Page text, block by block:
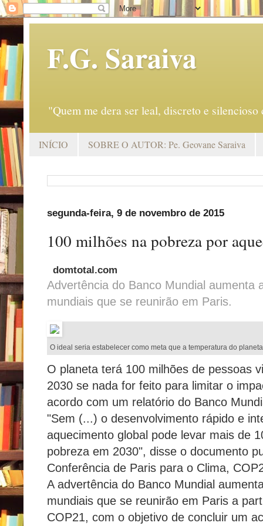
F.G. Saraiva
"Quem me dera ser leal, discreto e
INÍCIO SOBRE O AUTOR: Pe. Geovane Saraiva
segunda-feira, 9 de novembro de 2015
100 milhões na pobreza por
domtotal.com
Advertência do Banco Mundial aumenta
mundiais que se reunirão em Paris.
O ideal seria estabelecer como meta que a temperatura do
O planeta terá 100 milhões de pessoas
2030 se nada for feito para limitar o
acordo com um relatório do Banco
"Sem (...) o desenvolvimento rápido e
aquecimento global pode levar mais de
pobreza em 2030", disse o documento
Conferência de Paris para o Clima,
A advertência do Banco Mundial
mundiais que se reunirão em Paris a
COP21, com o objetivo de concluir um